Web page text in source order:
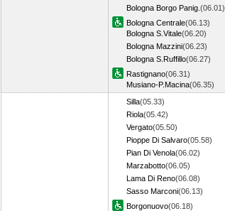
Bologna Borgo Panig. (06.01)
Bologna Centrale(06.13)
Bologna S.Vitale(06.20)
Bologna Mazzini(06.23)
Bologna S.Ruffillo(06.27)
Rastignano(06.31)
Musiano-P.Macina(06.35)
Silla(05.33)
Riola(05.42)
Vergato(05.50)
Pioppe Di Salvaro(05.58)
Pian Di Venola(06.02)
Marzabotto(06.05)
Lama Di Reno(06.08)
Sasso Marconi(06.13)
Borgonuovo(06.18)